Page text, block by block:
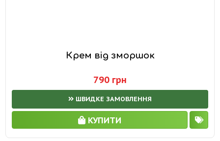
Крем від зморшок
790 грн
ШВИДКЕ ЗАМОВЛЕННЯ
КУПИТИ